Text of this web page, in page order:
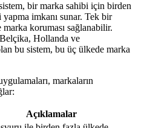
bir marka sahibi için birden
imkanı sunar. Tek bir
koruması sağlanabilir.
Hollanda ve
bu sistem, bu üç ülkede marka
markaların
Açıklamalar